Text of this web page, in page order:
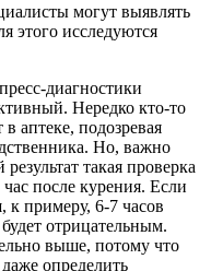
могут выявлять
этого исследуются
диагностики
Нередко кто-то
аптеке, подозревая
Но, важно
такая проверка
час после курения. Если
к примеру, 6-7 часов
будет отрицательным.
выше, потому что
определить